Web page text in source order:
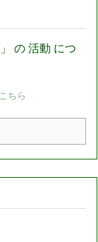
の 活動 につ
ちら